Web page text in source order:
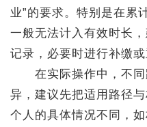
业”的要求。特别是在累
一般无法计入有效时长
记录，必要时进行补缴或
在实际操作中，不同
异，建议先把适用路径
个人的具体情况不同，